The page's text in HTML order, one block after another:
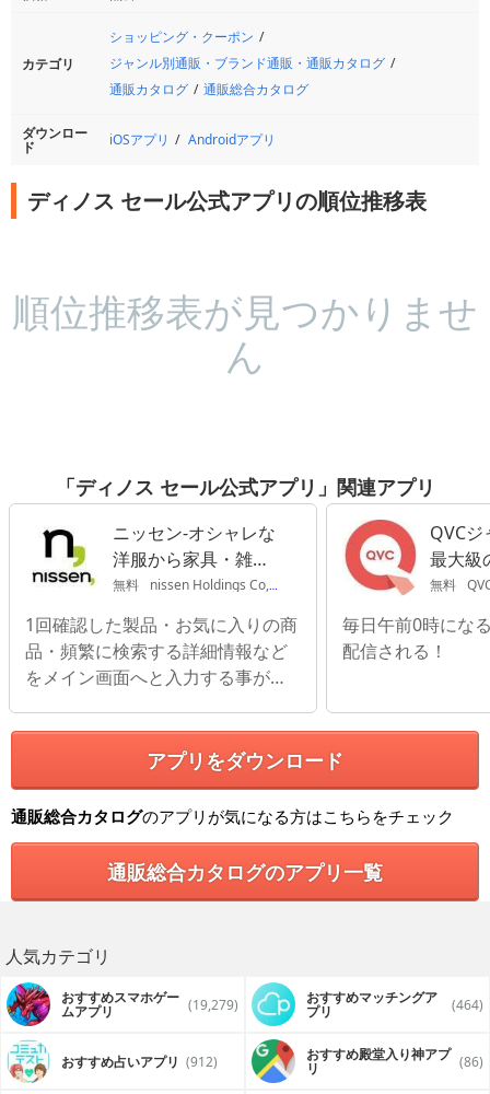
カテゴリ
ショッピング・クーポン
ジャンル別通販・ブランド通販・通販カタログ
通販カタログ
通販総合カタログ
ダウンロー
ド iOSアプリ Androidアプリ
ディノス セール公式アプリの順位推移表
順位推移表が見つかりませ
ん
「ディノス セール公式アプリ」関連アプリ
ニッセン-オシャレな
洋服から家具・雑貨
まで揃うカタログ通
販
無料 nissen Holdings Co,.Ltd
1回確認した製品・お気に入りの商
品・頻繁に検索する詳細情報など
をメイン画面へと入力する事が出
QVC
最大級
ッピン
無料
毎日午前0時にな
配信される！
アプリをダウンロード
通販総合カタログのアプリが気になる方はこちらをチェック
通販総合カタログのアプリ一覧
人気カテゴリ
おすすめスマホゲー
ムアプリ (19,279) おすすめマッチングア
プリ (464)
おすすめ占いアプリ (912) おすすめ殿堂入り神アプ
リ (86)